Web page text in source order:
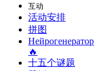
互动
活动安排
拼图
Нейрогенератор
🔥
十五个谜题